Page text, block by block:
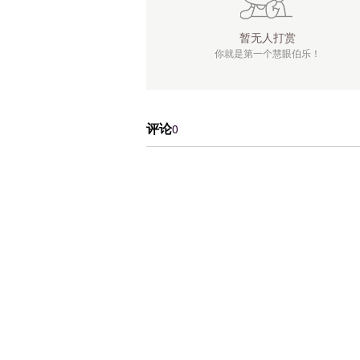
暂无人打赏
你就是第一个慧眼伯乐！
评论0